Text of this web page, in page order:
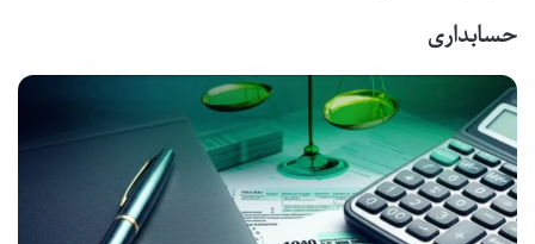
حسابداری